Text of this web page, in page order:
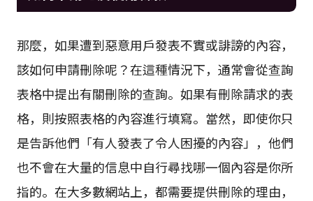
那麼，如果遭到惡意用戶發表不實或誹謗的內容，
該如何申請刪除呢？在這種情況下，通常會從查詢
表格中提出有關刪除的查詢。如果有刪除請求的表
格，則按照表格的內容進行填寫。當然，即使你只
是告訴他們「有人發表了令人困擾的內容」，他們
也不會在大量的信息中自行尋找哪一個內容是你所
指的。在大多數網站上，都需要提供刪除的理由，